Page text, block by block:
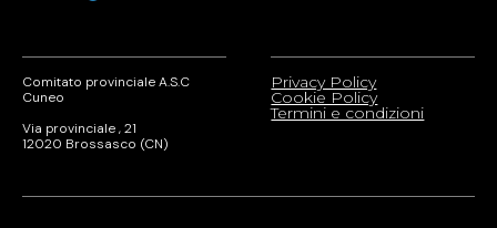
Comitato provinciale A.S.C
Cuneo
Via provinciale , 21
12020 Brossasco (CN)
Privacy Policy
Cookie Policy
Termini e condizioni